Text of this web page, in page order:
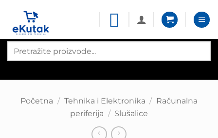
content
search
Početna / Tehnika i Elektronika / Računalna
periferija / Slušalice